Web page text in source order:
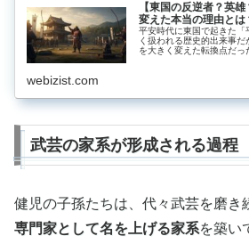
【東国の反逆者？英
変えた本当の理由とは
平安時代に東国で起きた
く扱われる歴史的出来事
を大きく変えた転換点だ
webizist.com
武芸の家系が形成される過程
健児の子孫たちは、代々武芸を磨き
専門家として名を上げる家系を築い